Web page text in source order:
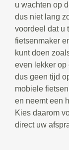
u wachten op
dus niet lang
voordeel dat u
fietsenmaker
kunt doen
even lekker op
dus geen tijd
mobiele
en neemt een
Kies daarom
direct uw